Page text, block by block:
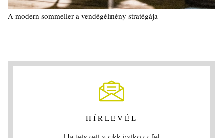
A modern sommelier a vendégélmény stratégája
HÍRLEVÉL